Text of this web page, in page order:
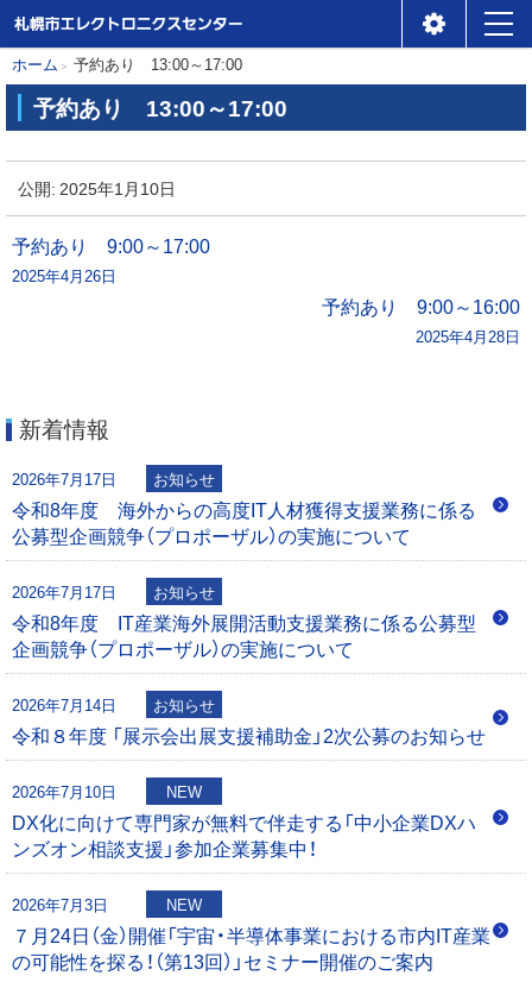
本
へ
札幌市エレクトロニクスセ
ンター
ニ
ュ
ー
現
在
位
置
の
階
層
ホーム 予約あり 13:00～17:00
予約あり 13:00～17:00
予
約
あ
り
0
～
1
0
0
公開:2025年1月10日
投
ー
シ
ョ
ン
予約あり 9:00～17:00
2025年4月26日
予約あり 9:00～16:00
2025年4月28日
新着情報
2026年7月17日 お知らせ
令和8年度 海外からの高度IT人材獲得支援業務に係る
公募型企画競争（プロポーザル）の実施について
2026年7月17日 お知らせ
令和8年度 IT産業海外展開活動支援業務に係る公募型
企画競争（プロポーザル）の実施について
2026年7月14日 お知らせ
令和８年度 「展示会出展支援補助金」2次公募のお知らせ
2026年7月10日 NEW
DX化に向けて専門家が無料で伴走する「中小企業DXハ
ンズオン相談支援」参加企業募集中！
2026年7月3日 NEW
７月24日（金）開催「宇宙・半導体事業における市内IT産業
の可能性を探る！（第13回）」セミナー開催のご案内